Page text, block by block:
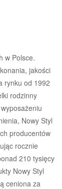
w Polsce.
jakości
rynku od 1992
rodzinny
Nowy Styl
producentów
rocznie
210 tysięcy
Nowy Styl
ceniona za